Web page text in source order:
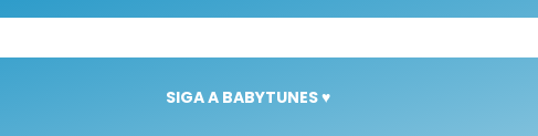
SIGA A BABYTUNES ♥